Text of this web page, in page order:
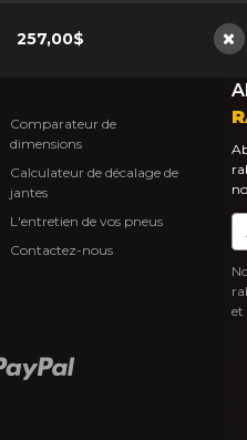
257,00$
Comparateur de
dimensions
Calculateur de décalage de
jantes
L'entretien de vos pneus
Contactez-nous
et